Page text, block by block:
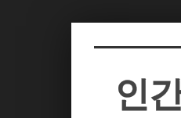
인
Sketchbook5,
Sketchbook5,